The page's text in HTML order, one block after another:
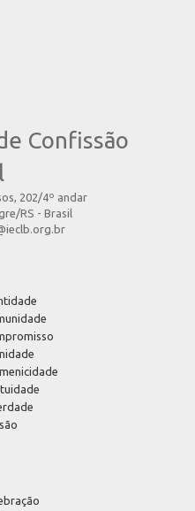
Confissão
202/4º andar
RS - Brasil